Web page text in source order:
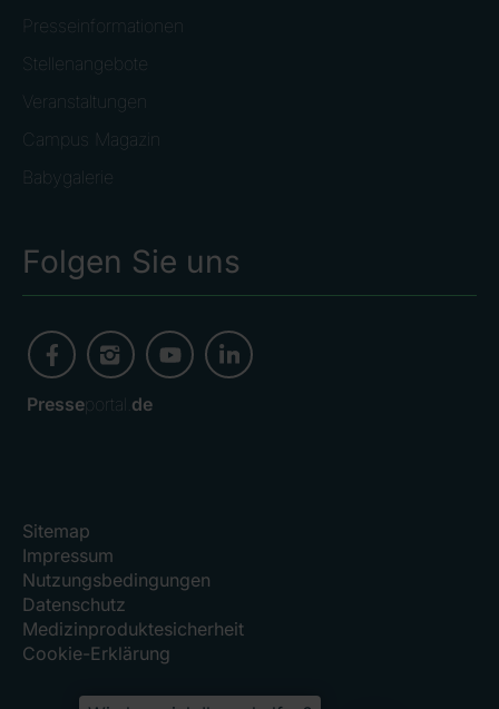
Presseinformationen
Stellenangebote
Veranstaltungen
Campus Magazin
Babygalerie
Folgen Sie uns
Presseportal. de
Sitemap
Impressum
Nutzungsbedingungen
Datenschutz
Medizinproduktesicherheit
Cookie-Erklärung